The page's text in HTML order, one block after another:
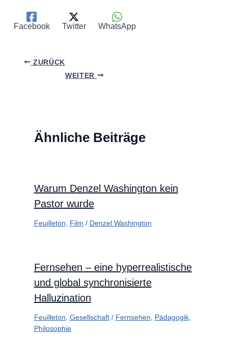
Facebook Twitter WhatsApp
ZURÜCK
WEITER
Ähnliche Beiträge
Warum Denzel Washington kein
Pastor wurde
Feuilleton Film / Denzel Washington
Fernsehen – eine hyperrealistische
und global synchronisierte
Halluzination
Feuilleton Gesellschaft/ Fernsehen Pädagogik,
Philosophie